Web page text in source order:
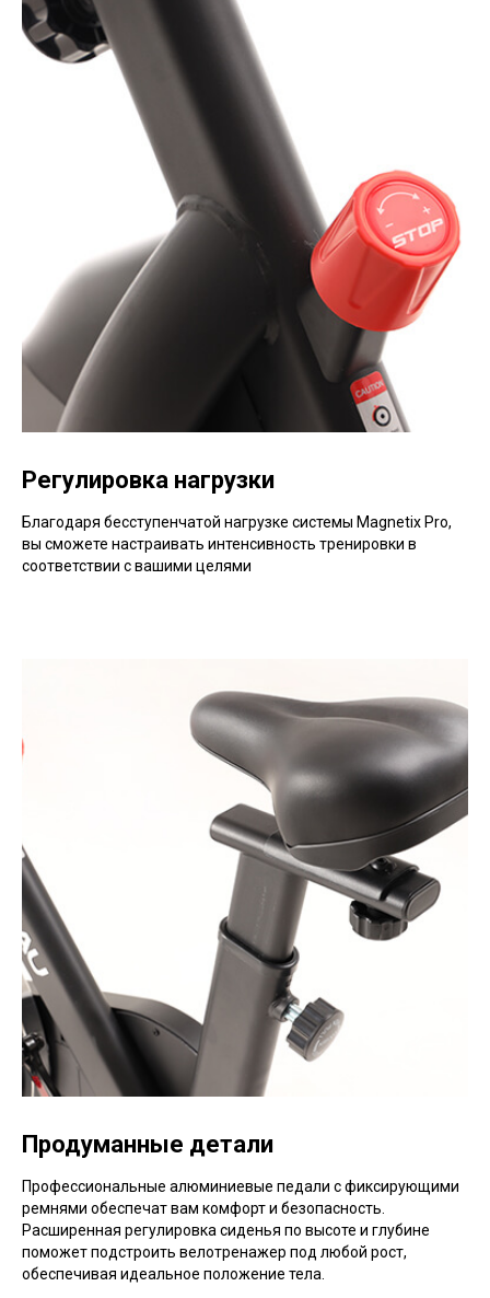
Регулировка нагрузки
Благодаря бесступенчатой нагрузке системы Magnetix Pro,
вы сможете настраивать интенсивность тренировки в
соответствии с вашими целями
Продуманные детали
Профессиональные алюминиевые педали с фиксирующими
ремнями обеспечат вам комфорт и безопасность.
Расширенная регулировка сиденья по высоте и глубине
поможет подстроить велотренажер под любой рост,
обеспечивая идеальное положение тела.